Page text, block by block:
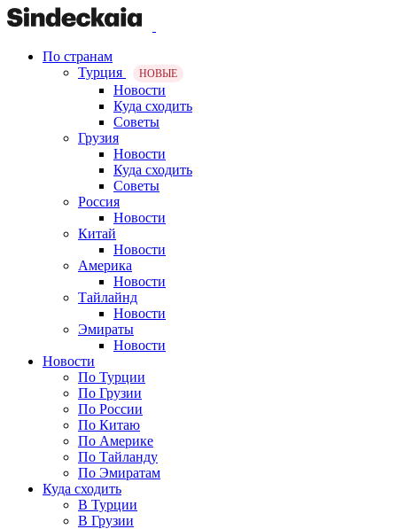
По странам
Турция
НОВЫЕ
Новости
Куда сходить
Советы
Грузия
Новости
Куда сходить
Советы
Россия
Новости
Китай
Новости
Америка
Новости
Тайлайнд
Новости
Эмираты
Новости
Новости
По Турции
По Грузии
По России
По Китаю
По Америке
По Тайланду
По Эмиратам
Куда сходить
В Турции
В Грузии